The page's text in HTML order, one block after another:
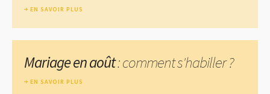
EN SAVOIR PLUS
Mariage en août: comment s'habiller ?
EN SAVOIR PLUS